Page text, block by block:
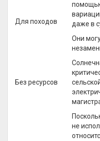
Для походов
даже в
Они
Без ресурсов
не